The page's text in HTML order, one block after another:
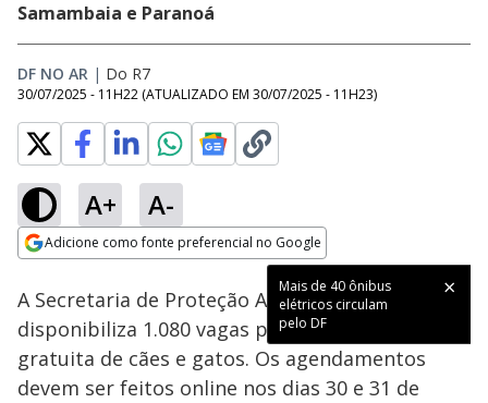
Samambaia e Paranoá
DF NO AR | Do R7
30/07/2025 - 11H22 (ATUALIZADO EM 30/07/2025 - 11H23)
A+ A-
Adicione como fonte preferencial no Google
Mais de 40 ônibus
elétricos circulam
pelo DF
Ativar
100.00%
A Secretaria de Proteção Animal do DF
disponibiliza 1.080 vagas para castração
gratuita de cães e gatos. Os agendamentos
devem ser feitos online nos dias 30 e 31 de